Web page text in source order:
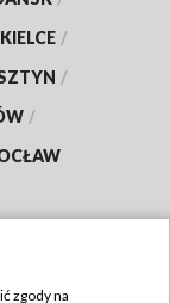
KIELCE /
/
/
zgody na